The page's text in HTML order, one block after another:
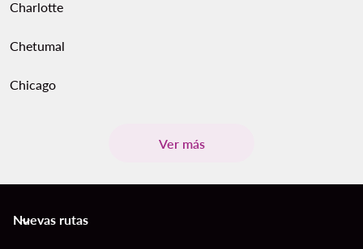
Charlotte
Chetumal
Chicago
Ver más
Nuevas rutas
keyboard_arrow_down